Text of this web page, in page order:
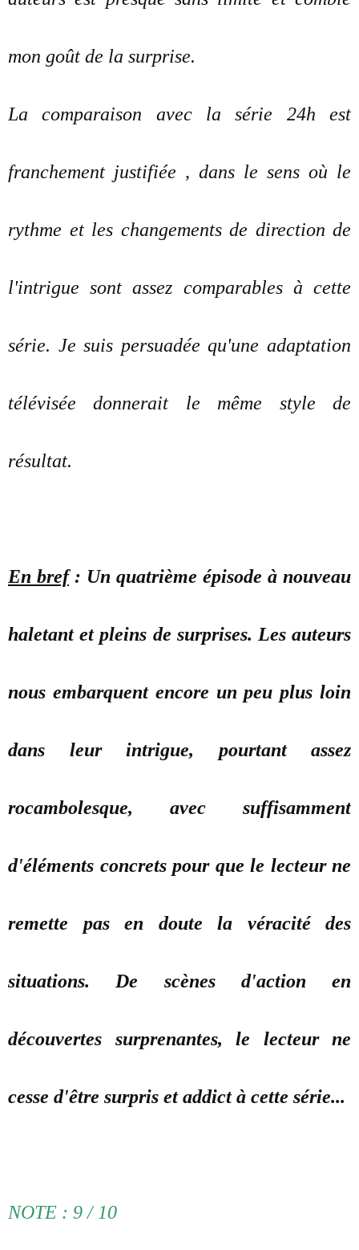
mon goût de la surprise.
La comparaison avec la série 24h est
franchement justifiée , dans le sens où le
rythme et les changements de direction de
l'intrigue sont assez comparables à cette
série. Je suis persuadée qu'une adaptation
télévisée donnerait le même style de
résultat.
En bref: Un quatrième épisode à nouveau
haletant et pleins de surprises. Les auteurs
nous embarquent encore un peu plus loin
dans leur intrigue, pourtant assez
rocambolesque, avec suffisamment
d'éléments concrets pour que le lecteur ne
remette pas en doute la véracité des
situations. De scènes d'action en
découvertes surprenantes, le lecteur ne
cesse d'être surpris et addict à cette série...
NOTE : 9 / 10